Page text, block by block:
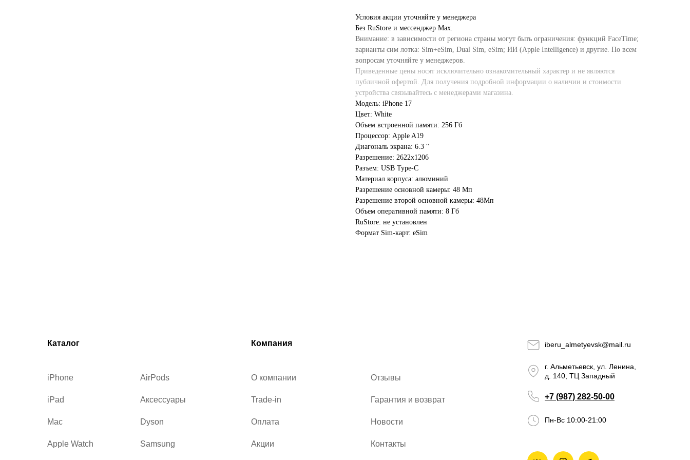
Условия акции уточняйте у менеджера
Без RuStore и мессенджер Max.
Внимание: в зависимости от региона страны могут быть ограничения: функций FaceTime;
варианты сим лотка: Sim+eSim, Dual Sim, eSim; ИИ (Apple Intelligence) и другие. По всем
вопросам уточняйте у менеджеров.
Приведенные цены носят исключительно ознакомительный характер и не являются
публичной офертой. Для получения подробной информации о наличии и стоимости
устройства связывайтесь с менеджерами магазина.
Модель: iPhone 17
Цвет: White
Объем встроенной памяти: 256 Гб
Процессор: Apple A19
Диагональ экрана: 6.3 ''
Разрешение: 2622x1206
Разъем: USB Type-C
Материал корпуса: алюминий
Разрешение основной камеры: 48 Мп
Разрешение второй основной камеры: 48Мп
Объем оперативной памяти: 8 Гб
RuStore: не установлен
Формат Sim-карт: eSim
О компании
Trade-in
Оплата
Акции
Отзывы
Гарантия и возврат
Новости
iPhone
iPad
Mac
Apple Watch
AirPods
Аксессуары
Dyson
Samsung
Каталог Компания
+7 (987) 282-50-00
iberu_almetyevsk@mail.ru
г. Альметьевск, ул. Ленина,
д. 140, ТЦ Западный
Пн-Вс 10:00-21:00
Контакты